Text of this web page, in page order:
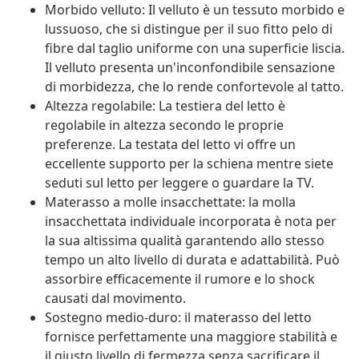
Morbido velluto: Il velluto è un tessuto morbido e
lussuoso, che si distingue per il suo fitto pelo di
fibre dal taglio uniforme con una superficie liscia.
Il velluto presenta un'inconfondibile sensazione
di morbidezza, che lo rende confortevole al tatto.
Altezza regolabile: La testiera del letto è
regolabile in altezza secondo le proprie
preferenze. La testata del letto vi offre un
eccellente supporto per la schiena mentre siete
seduti sul letto per leggere o guardare la TV.
Materasso a molle insacchettate: la molla
insacchettata individuale incorporata è nota per
la sua altissima qualità garantendo allo stesso
tempo un alto livello di durata e adattabilità. Può
assorbire efficacemente il rumore e lo shock
causati dal movimento.
Sostegno medio-duro: il materasso del letto
fornisce perfettamente una maggiore stabilità e